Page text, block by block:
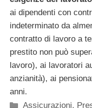
ai dipendenti con
indeterminato da
contratto di lavoro a
prestito non può
lavoro), ai lavoratori
anzianità), ai
anni.
Categorie
Assicurazioni,